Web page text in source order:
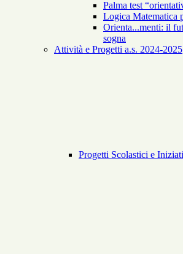
Palma test
Logica Matematica
Orienta...menti: il
sogna
Attività e Progetti a.s. 2024-2025
Progetti Scolastici e